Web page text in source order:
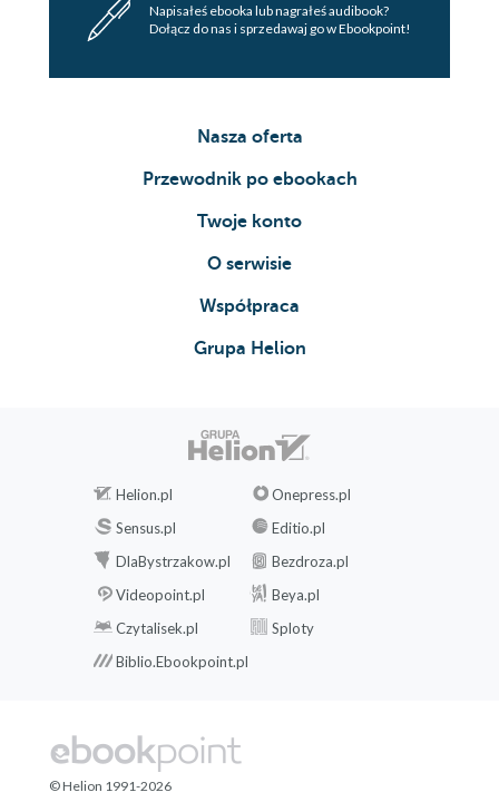
Napisałeś ebooka lub nagrałeś audibook?
Dołącz do nas i sprzedawaj go w Ebookpoint!
Nasza oferta
Przewodnik po ebookach
Twoje konto
O serwisie
Współpraca
Grupa Helion
Helion.pl
Onepress.pl
Sensus.pl
Editio.pl
DlaBystrzakow.pl
Bezdroza.pl
Videopoint.pl
Beya.pl
Czytalisek.pl
Sploty
Biblio.Ebookpoint.pl
© Helion 1991-2026